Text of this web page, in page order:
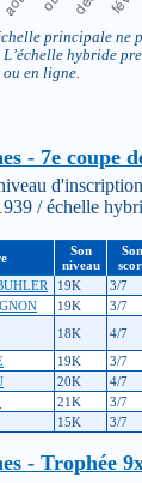
principale ne
hybride
en ligne.
- 7e coupe
/ échelle
Son
niveau
Son
19K 3/7
19K 3/7
18K 4/7
19K 3/7
20K 4/7
21K 3/7
15K 3/7
- Trophée